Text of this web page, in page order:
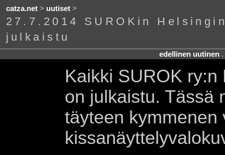
catza.net> uutiset>
27.7.2014 SUROKin
julkaistu
edellinen uutinen.
Kaikki SUROK
on julkaistu. Tässä
täyteen kymmenen